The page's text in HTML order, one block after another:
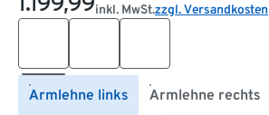
inkl. MwSt.zzgl. Versandkosten
Armlehne links
Armlehne rechts